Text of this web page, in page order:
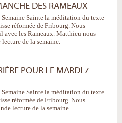
DES RAMEAUX
Sainte la méditation du texte
réformée de Fribourg. Nous
avec les Rameaux. Matthieu nous
de la semaine.
POUR LE MARDI 7
Sainte la méditation du texte
réformée de Fribourg. Nous
lecture de la semaine.